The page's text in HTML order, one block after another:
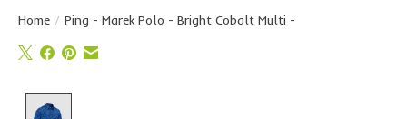
Home / Ping - Marek Polo - Bright Cobalt Multi -